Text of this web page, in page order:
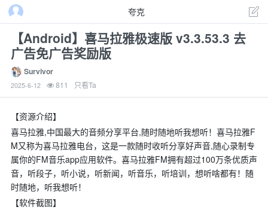
夸克
【Android】喜马拉雅极速版 v3.3.53.3 去
广告免广告奖励版
Survivor
2025-6-12 811 只看Ta
【资源介绍】
喜马拉雅,中国最大的音频分享平台,随时随地听我想听！喜马拉雅F
M又称为喜马拉雅电台，这是一款随时收听分享好声音,随心录制专
属你的FM音乐app应用软件。喜马拉雅FM拥有超过100万条优质声
音，听段子，听小说，听新闻，听音乐，听培训，想听啥都有！随
时随地，听我想听！
【软件截图】